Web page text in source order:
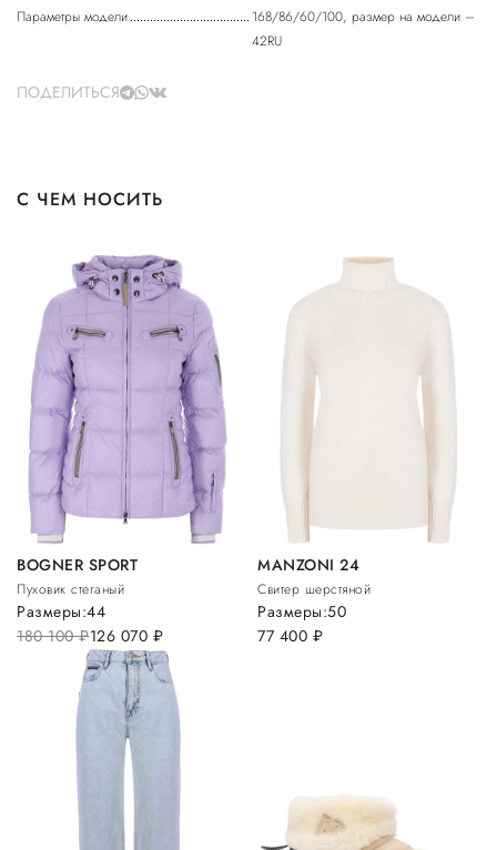
Параметры модели
168/86/60/100, размер на модели –
42RU
ПОДЕЛИТЬСЯ
С ЧЕМ НОСИТЬ
BOGNER SPORT
Пуховик стеганый
180 100руб.126 070 руб.
Размеры:44
MANZONI 24
Свитер шерстяной
77 400 руб.
Размеры:50